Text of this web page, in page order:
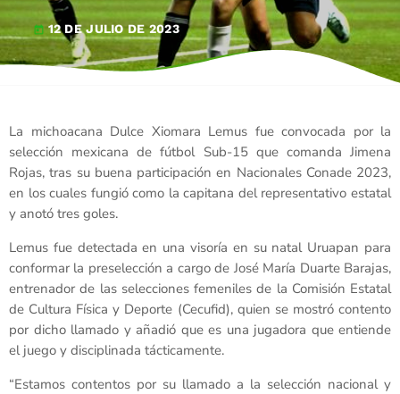
today 12 DE JULIO DE 2023
La michoacana Dulce Xiomara Lemus fue convocada por la
selección mexicana de fútbol Sub-15 que comanda Jimena
Rojas, tras su buena participación en Nacionales Conade 2023,
en los cuales fungió como la capitana del representativo estatal
y anotó tres goles.
Lemus fue detectada en una visoría en su natal Uruapan para
conformar la preselección a cargo de José María Duarte Barajas,
entrenador de las selecciones femeniles de la Comisión Estatal
de Cultura Física y Deporte (Cecufid), quien se mostró contento
por dicho llamado y añadió que es una jugadora que entiende
el juego y disciplinada tácticamente.
“Estamos contentos por su llamado a la selección nacional y